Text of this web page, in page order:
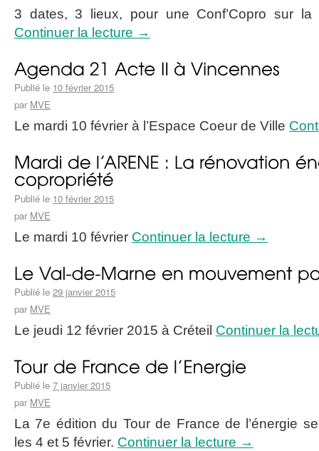
3 dates, 3 lieux, pour une Conf’Copro sur la
Continuer la lecture →
Publié le 10 février 2015
par MVE
Le mardi 10 février à l’Espace Coeur de Ville
Publié le 10 février 2015
par MVE
Le mardi 10 février Continuer la lecture →
Publié le 29 janvier 2015
par MVE
Le jeudi 12 février 2015 à Créteil Continuer la
Publié le 7 janvier 2015
par MVE
La 7e édition du Tour de France de l’énergie
les 4 et 5 février. Continuer la lecture →